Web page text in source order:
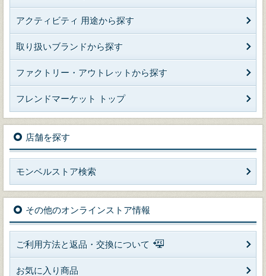
アクティビティ 用途から探す
取り扱いブランドから探す
ファクトリー・アウトレットから探す
フレンドマーケット トップ
店舗を探す
モンベルストア検索
その他のオンラインストア情報
ご利用方法と返品・交換について
お気に入り商品